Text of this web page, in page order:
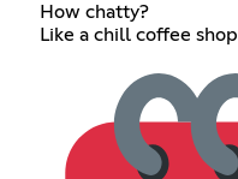
How chatty?
Like a chill coffee shop